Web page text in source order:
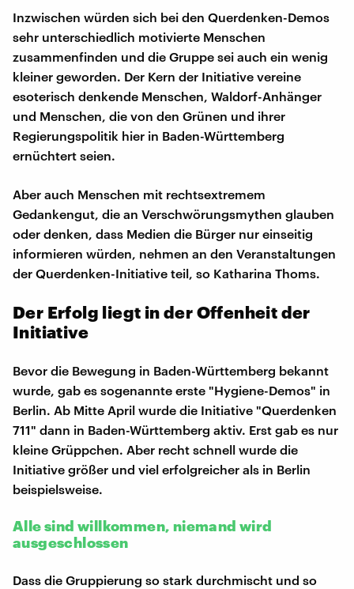
Inzwischen würden sich bei den Querdenken-Demos
sehr unterschiedlich motivierte Menschen
zusammenfinden und die Gruppe sei auch ein wenig
kleiner geworden. Der Kern der Initiative vereine
esoterisch denkende Menschen, Waldorf-Anhänger
und Menschen, die von den Grünen und ihrer
Regierungspolitik hier in Baden-Württemberg
ernüchtert seien.
Aber auch Menschen mit rechtsextremem
Gedankengut, die an Verschwörungsmythen glauben
oder denken, dass Medien die Bürger nur einseitig
informieren würden, nehmen an den Veranstaltungen
der Querdenken-Initiative teil, so Katharina Thoms.
Der Erfolg liegt in der Offenheit der
Initiative
Bevor die Bewegung in Baden-Württemberg bekannt
wurde, gab es sogenannte erste "Hygiene-Demos" in
Berlin. Ab Mitte April wurde die Initiative "Querdenken
711" dann in Baden-Württemberg aktiv. Erst gab es nur
kleine Grüppchen. Aber recht schnell wurde die
Initiative größer und viel erfolgreicher als in Berlin
beispielsweise.
Alle sind willkommen, niemand wird
ausgeschlossen
Dass die Gruppierung so stark durchmischt und so